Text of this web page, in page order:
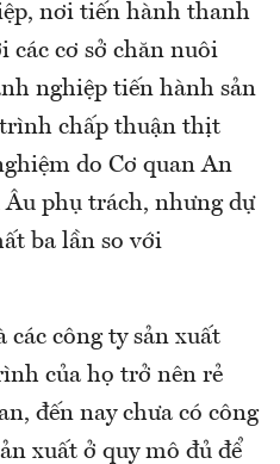
nơi tiến hành thanh
cơ sở chăn nuôi
nghiệp tiến hành sản
chấp thuận thịt
do Cơ quan An
phụ trách, nhưng dự
ba lần so với
công ty sản xuất
của họ trở nên rẻ
đến nay chưa có công
xuất ở quy mô đủ để